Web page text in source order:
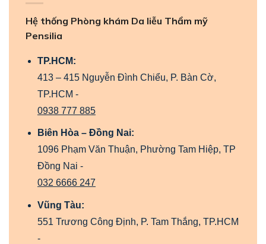
Hệ thống Phòng khám Da liễu Thẩm mỹ
Pensilia
TP.HCM:
413 – 415 Nguyễn Đình Chiểu, P. Bàn Cờ,
TP.HCM -
0938 777 885
Biên Hòa – Đồng Nai:
1096 Phạm Văn Thuận, Phường Tam Hiệp, TP
Đồng Nai -
032 6666 247
Vũng Tàu:
551 Trương Công Định, P. Tam Thắng, TP.HCM
-